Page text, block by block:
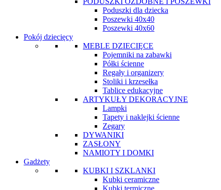
Poduszki dla dziecka
Poszewki 40x40
Poszewki 40x60
Pokój dziecięcy
MEBLE DZIECIĘCE
Pojemniki na zabawki
Półki ścienne
Regały i organizery
Stoliki i krzesełka
Tablice edukacyjne
ARTYKUŁY DEKORACYJNE
Lampki
Tapety i naklejki ścienne
Zegary
DYWANIKI
ZASŁONY
NAMIOTY I DOMKI
Gadżety
KUBKI I SZKLANKI
Kubki ceramiczne